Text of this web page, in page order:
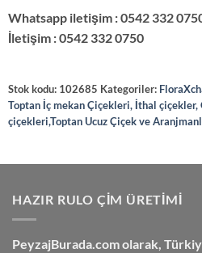
Whatsapp iletişim : 0542 332
İletişim : 0542 332 0750
Stok kodu: 102685 Kategoriler:
Toptan İç mekan Çiçekleri, İthal çiçekler,
çiçekleri,Toptan Ucuz Çiçek ve
HAZIR RULO ÇIM ÜRETIMI
PeyzajBurada.comolarak,